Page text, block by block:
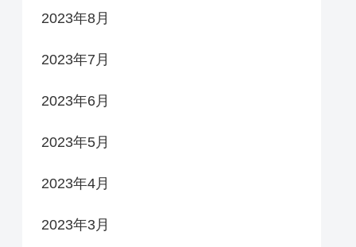
2023年8月
2023年7月
2023年6月
2023年5月
2023年4月
2023年3月